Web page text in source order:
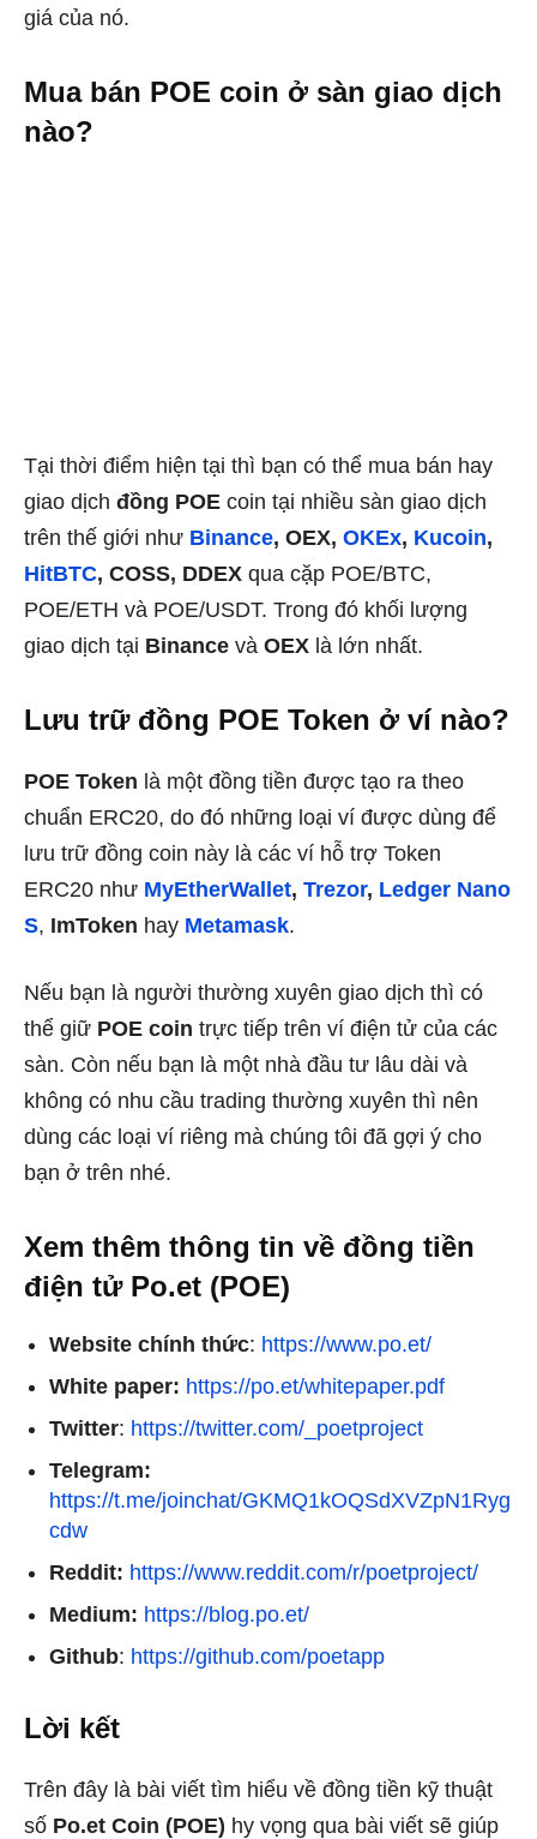
giá của nó.
Mua bán POE coin ở sàn giao dịch
nào?
Tại thời điểm hiện tại thì bạn có thể mua bán hay
giao dịch đồng POE coin tại nhiều sàn giao dịch
trên thế giới như Binance, OEX, OKEx, Kucoin,
HitBTC, COSS, DDEX qua cặp POE/BTC,
POE/ETH và POE/USDT. Trong đó khối lượng
giao dịch tại Binance và OEX là lớn nhất.
Lưu trữ đồng POE Token ở ví nào?
POE Token là một đồng tiền được tạo ra theo
chuẩn ERC20, do đó những loại ví được dùng để
lưu trữ đồng coin này là các ví hỗ trợ Token
ERC20 như MyEtherWallet, Trezor, Ledger Nano
S, ImToken hay Metamask.
Nếu bạn là người thường xuyên giao dịch thì có
thể giữ POE coin trực tiếp trên ví điện tử của các
sàn. Còn nếu bạn là một nhà đầu tư lâu dài và
không có nhu cầu trading thường xuyên thì nên
dùng các loại ví riêng mà chúng tôi đã gợi ý cho
bạn ở trên nhé.
Xem thêm thông tin về đồng tiền
điện tử Po.et (POE)
Website chính thức: https://www.po.et/
White paper: https://po.et/whitepaper.pdf
Twitter: https://twitter.com/_poetproject
Telegram:
https://t.me/joinchat/GKMQ1kOQSdXVZpN1Ryg
cdw
Reddit: https://www.reddit.com/r/poetproject/
Medium: https://blog.po.et/
Github: https://github.com/poetapp
Lời kết
Trên đây là bài viết tìm hiểu về đồng tiền kỹ thuật
số Po.et Coin (POE) hy vọng qua bài viết sẽ giúp